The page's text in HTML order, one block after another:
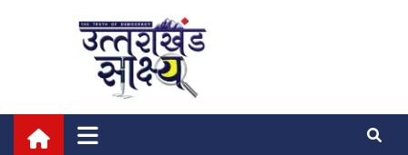
Uttarakhand Shakshya
My News Portal